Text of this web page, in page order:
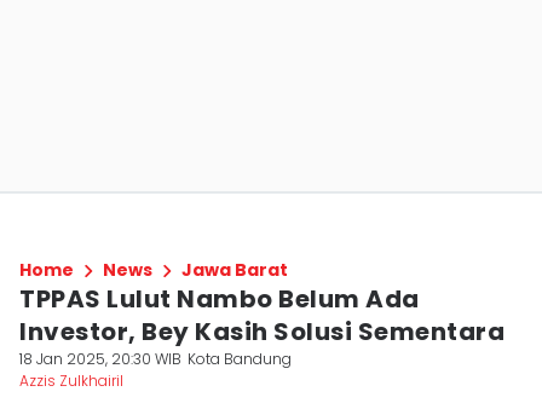
Home News Jawa Barat
TPPAS Lulut Nambo Belum Ada
Investor, Bey Kasih Solusi Sementara
18 Jan 2025, 20:30 WIB Kota Bandung
Azzis Zulkhairil